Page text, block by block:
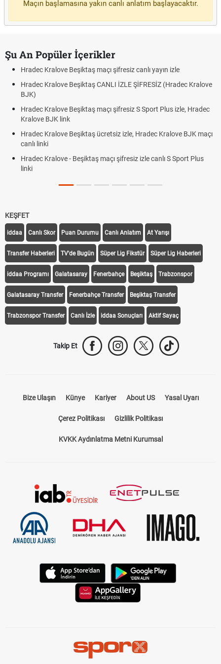
Maçın başlamasına yakın canlı anlatım başlayacaktır.
Şu An Popüler İçerikler
Hradec Kralove Beşiktaş maçı şifresiz canlı yayın izle
Hradec Kralove Beşiktaş CANLI İZLE ŞİFRESİZ (Hradec Kralove
BJK)
Hradec Kralove Beşiktaş maçı şifresiz S Sport Plus izle, Hradec
Kralove BJK link
Hradec Kralove Beşiktaş ücretsiz izle, Hradec Kralove BJK maçı
canlı linki
Hradec Kralove - Beşiktaş maçı şifresiz izle canlı S Sport Plus
linki
KEŞFET
iddaa Canlı Skor Puan Durumu Canlı Anlatım At Yarışı
Transfer Haberleri TV'de Bugün Süper Lig Fikstür Süper Lig Haberleri
iddaa Programı Galatasaray Fenerbahçe Beşiktaş Trabzonspor
Galatasaray Transfer Fenerbahçe Transfer Beşiktaş Transfer
Trabzonspor Transfer Canlı İzle iddaa Sonuçları Aktif Sayaç
Takip Et
Bize Ulaşın Künye Kariyer About US Yasal Uyarı
Çerez Politikası Gizlilik Politikası
KVKK Aydınlatma Metni Kurumsal